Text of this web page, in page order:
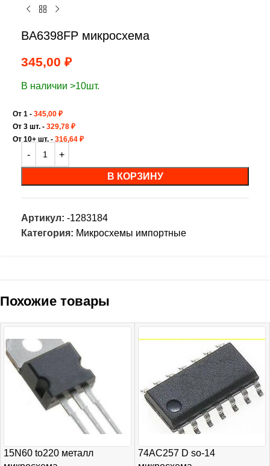
BA6398FP микросхема
345,00 ₽
В наличии >10шт.
От 1 - 345,00 ₽
От 3 шт. - 329,78 ₽
От 10+ шт. - 316,64 ₽
В КОРЗИНУ
Артикул: -1283184
Категория: Микросхемы импортные
Похожие товары
15N60 to220 металл
74AC257 D so-14